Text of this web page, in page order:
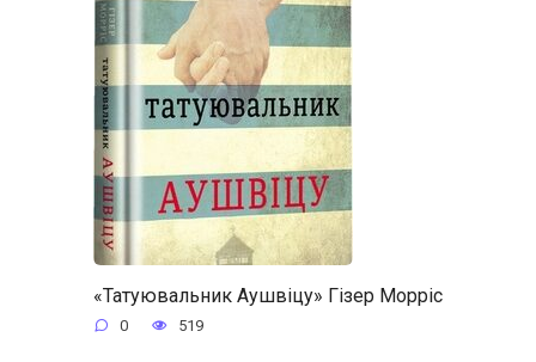
«Татуювальник Аушвіцу» Гізер Морріс
0 519